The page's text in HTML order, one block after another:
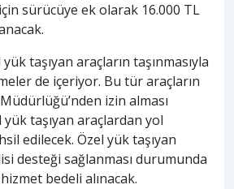
sürücüye ek olarak 16.000 TL
taşıyan araçların taşınmasıyla
de içeriyor. Bu tür araçların
izin alması
taşıyan araçlardan yol
edilecek. Özel yük taşıyan
desteği sağlanması durumunda
bedeli alınacak.